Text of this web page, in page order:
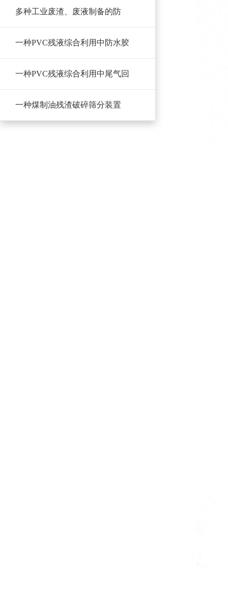
多种工业废渣、废液制备的防
一种PVC残液综合利用中防水胶
一种PVC残液综合利用中尾气回
一种煤制油残渣破碎筛分装置